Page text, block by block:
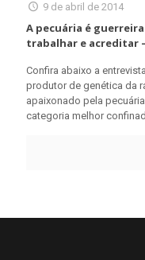
9 de abril de 2014
A pecuária é
trabalhar e acreditar
Confira abaixo a
produtor de genética da
apaixonado pela
categoria melhor